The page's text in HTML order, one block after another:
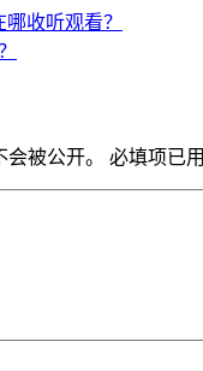
收听观看？
被公开。 必填项已用